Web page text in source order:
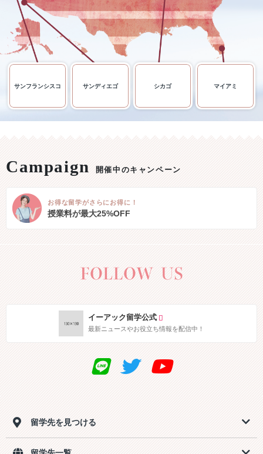
サンフランシスコ サンディエゴ シカゴ マイアミ
開催中のキャンペーン
お得な留学がさらにお得に！
授業料が最大25%OFF
イーアック留学公式
最新ニュースやお役立ち情報を配信中！
留学先を見つける